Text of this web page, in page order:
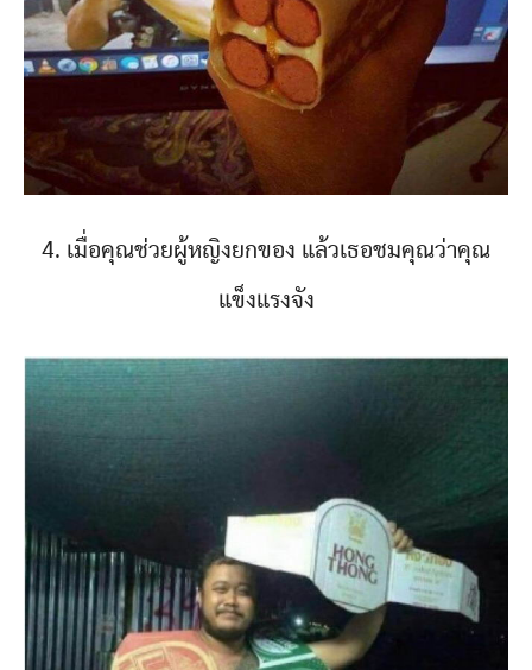
4. เมื่อคุณช่วยผู้หญิงยกของ แล้วเธอชมคุณว่าคุณ
แข็งแรงจัง